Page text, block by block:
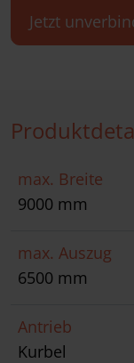
Jetzt
max. Breite
9000 mm
max. Auszug
6500 mm
Antrieb
Kurbel